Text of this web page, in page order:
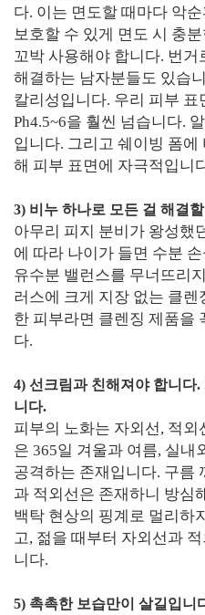
다. 이는 면도할 때마다 악
보호할 수 있게 면도 시 충
꼬박 사용해야 합니다. 번
해결하는 남자분들도 있습
칼리성입니다. 우리 피부
Ph4.5~6을 훨씬 넘습니다.
입니다. 그리고 쉐이빙 폼
해 피부 표면에 자극적입니
3) 비누 하나로 모든 걸 해결
아무리 피지 분비가 왕성했
에 따라 나이가 들면 수분
유수분 밸런스를 무너뜨리
러스에 크게 지장 없는 클
한 피부라면 클렌징 제품을
다.
4) 선크림과 친해져야 합니다
니다.
피부의 노화는 자외선, 적
은 365일 겨울과 여름, 실내
공격하는 존재입니다. 구름
과 적외선은 존재하니 방심
백탁 현상의 핑계로 멀리하
고, 젊을 때부터 자외선과
니다.
5) 촉촉한 보습만이 살길입니